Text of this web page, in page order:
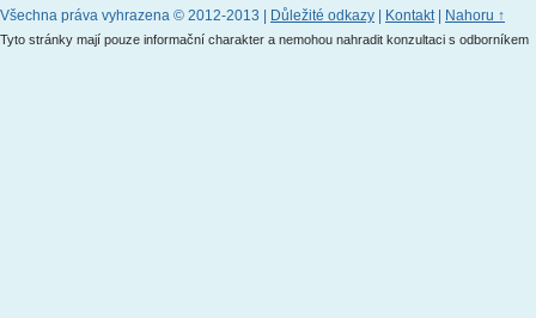
Všechna práva vyhrazena © 2012-2013 | Důležité odkazy Kontakt| Nahoru ↑
Tyto stránky mají pouze informační charakter a nemohou nahradit konzultaci s odborníkem